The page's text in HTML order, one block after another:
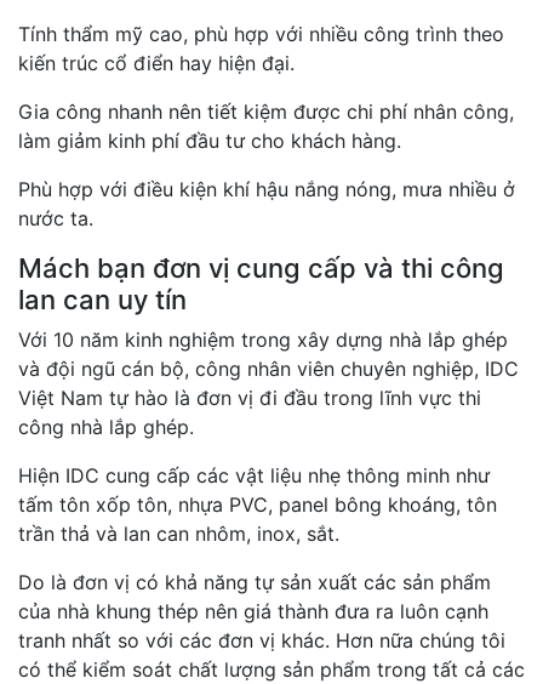
Tính thẩm mỹ cao, phù hợp với nhiều công trình theo
kiến trúc cổ điển hay hiện đại.
Gia công nhanh nên tiết kiệm được chi phí nhân công,
làm giảm kinh phí đầu tư cho khách hàng.
Phù hợp với điều kiện khí hậu nắng nóng, mưa nhiều ở
nước ta.
Mách bạn đơn vị cung cấp và thi công
lan can uy tín
Với 10 năm kinh nghiệm trong xây dựng nhà lắp ghép
và đội ngũ cán bộ, công nhân viên chuyên nghiệp, IDC
Việt Nam tự hào là đơn vị đi đầu trong lĩnh vực thi
công nhà lắp ghép.
Hiện IDC cung cấp các vật liệu nhẹ thông minh như
tấm tôn xốp tôn, nhựa PVC, panel bông khoáng, tôn
trần thả và lan can nhôm, inox, sắt.
Do là đơn vị có khả năng tự sản xuất các sản phẩm
của nhà khung thép nên giá thành đưa ra luôn cạnh
tranh nhất so với các đơn vị khác. Hơn nữa chúng tôi
có thể kiểm soát chất lượng sản phẩm trong tất cả các